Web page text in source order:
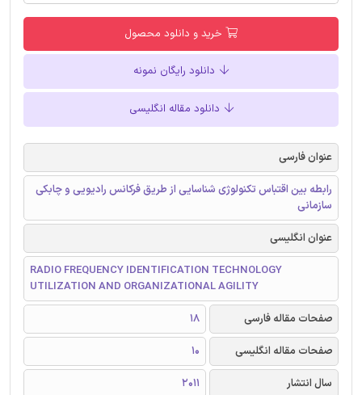
خرید و دانلود محصول
دانلود رایگان نمونه
دانلود مقاله انگلیسی
عنوان فارسی
رابطه بین اقتباس تکنولوژی شناسایی از طریق فرکانس رادیویی و چابکی
سازمانی
عنوان انگلیسی
RADIO FREQUENCY IDENTIFICATION TECHNOLOGY
UTILIZATION AND ORGANIZATIONAL AGILITY
صفحات مقاله فارسی
18
صفحات مقاله انگلیسی
10
سال انتشار
2011